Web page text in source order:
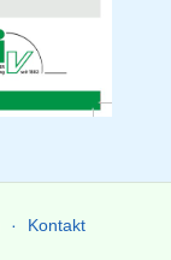
Kontakt